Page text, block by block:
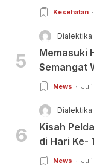
Kesehatan
5
Dialektika
Memasuki
Semangat
News Juli
6
Dialektika
Kisah
di Hari Ke-
News Juli